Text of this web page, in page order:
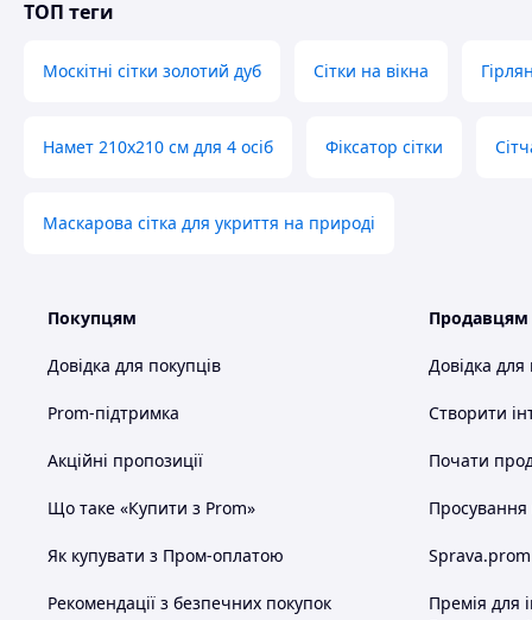
ТОП теги
Москітні сітки золотий дуб Сітки на вікна
Намет 210х210 см для 4 осіб Фіксатор сітки
Маскарова сітка для укриття на природі
Покупцям
Довідка для покупців
Prom-підтримка
Акційні пропозиції
Що таке «Купити з Prom»
Як купувати з Пром-оплатою
Рекомендації з безпечних покупок
Продавцям
Довідка для
Створити
Почати
Просування
Премія для